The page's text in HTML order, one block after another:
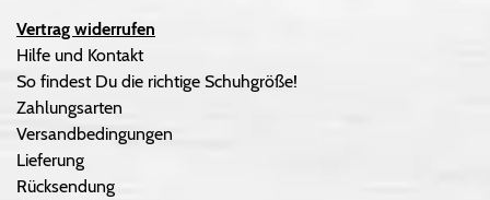
Vertrag widerrufen
Hilfe und Kontakt
So findest Du die richtige Schuhgröße!
Zahlungsarten
Versandbedingungen
Lieferung
Rücksendung